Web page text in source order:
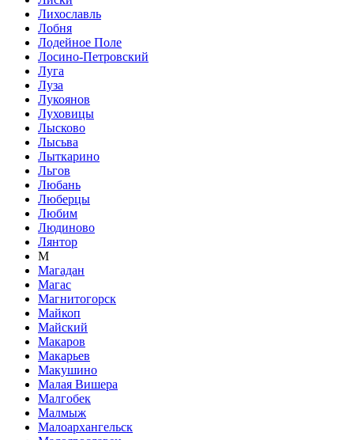
Лихославль
Лобня
Лодейное Поле
Лосино-Петровский
Луга
Луза
Лукоянов
Луховицы
Лысково
Лысьва
Лыткарино
Льгов
Любань
Люберцы
Любим
Людиново
Лянтор
М
Магадан
Магас
Магнитогорск
Майкоп
Майский
Макаров
Макарьев
Макушино
Малая Вишера
Малгобек
Малмыж
Малоархангельск